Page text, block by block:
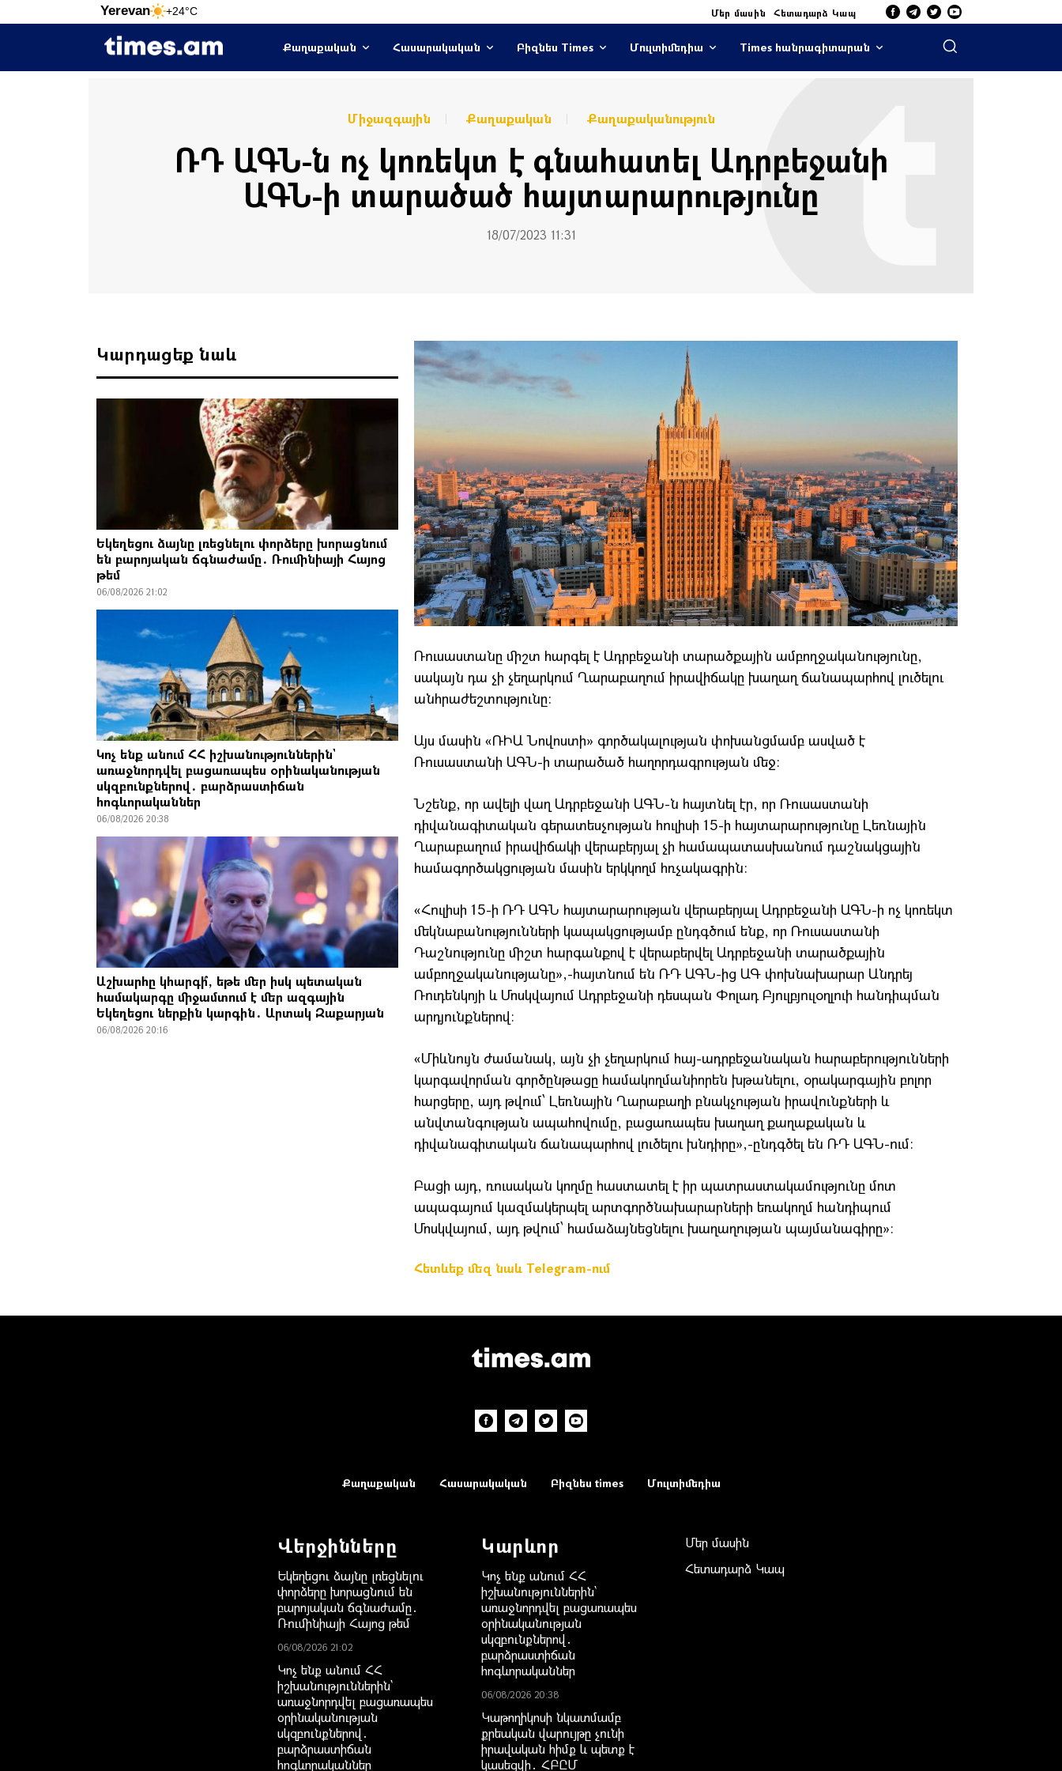
Yerevan +24°C Մեր մասին Հետադարձ Կապ
Քաղաքական Հասարակական Բիզնես Times Մուլտիմեդիա Times հանրագիտարան
Միջազգային Քաղաքական Քաղաքականություն
ՌԴ ԱԳՆ-ն ոչ կոռեկտ է գնահատել Ադրբեջանի
ԱԳՆ-ի տարածած հայտարարությունը
18/07/2023 11:31
Կարդացեք նաև
Եկեղեցու ձայնը լռեցնելու փորձերը խորացնում
են բարոյական ճգնաժամը․ Ռումինիայի Հայոց
թեմ
06/08/2026 21:02
Կոչ ենք անում ՀՀ իշխանություններին`
առաջնորդվել բացառապես օրինականության
սկզբունքներով․ բարձրաստիճան
հոգևորականներ
06/08/2026 20:38
Աշխարհը կհարգի՞, եթե մեր իսկ պետական
համակարգը միջամտում է մեր ազգային
Եկեղեցու ներքին կարգին․ Արտակ Զաքարյան
06/08/2026 20:16
Ռուսաստանը միշտ հարգել է Ադրբեջանի տարածքային ամբողջականությունը,
սակայն դա չի չեղարկում Ղարաբաղում իրավիճակը խաղաղ ճանապարհով լուծելու
անհրաժեշտությունը:
Այս մասին «ՌԻԱ Նովոստի» գործակալության փոխանցմամբ ասված է
Ռուսաստանի ԱԳՆ-ի տարածած հաղորդագրության մեջ։
Նշենք, որ ավելի վաղ Ադրբեջանի ԱԳՆ-ն հայտնել էր, որ Ռուսաստանի
դիվանագիտական գերատեսչության հուլիսի 15-ի հայտարարությունը Լեռնային
Ղարաբաղում իրավիճակի վերաբերյալ չի համապատասխանում դաշնակցային
համագործակցության մասին երկկողմ հռչակագրին։
«Հուլիսի 15-ի ՌԴ ԱԳՆ հայտարարության վերաբերյալ Ադրբեջանի ԱԳՆ-ի ոչ կոռեկտ
մեկնաբանությունների կապակցությամբ ընդգծում ենք, որ Ռուսաստանի
Դաշնությունը միշտ հարգանքով է վերաբերվել Ադրբեջանի տարածքային
ամբողջականությանը»,-հայտնում են ՌԴ ԱԳՆ-ից ԱԳ փոխնախարար Անդրեյ
Ռուդենկոյի և Մոսկվայում Ադրբեջանի դեսպան Փոլադ Բյուլբյուլօղլուի հանդիպման
արդյունքներով։
«Միևնույն ժամանակ, այն չի չեղարկում հայ-ադրբեջանական հարաբերությունների
կարգավորման գործընթացը համակողմանիորեն խթանելու, օրակարգային բոլոր
հարցերը, այդ թվում՝ Լեռնային Ղարաբաղի բնակչության իրավունքների և
անվտանգության ապահովումը, բացառապես խաղաղ քաղաքական և
դիվանագիտական ճանապարհով լուծելու խնդիրը»,-ընդգծել են ՌԴ ԱԳՆ-ում։
Բացի այդ, ռուսական կողմը հաստատել է իր պատրաստակամությունը մոտ
ապագայում կազմակերպել արտգործնախարարների եռակողմ հանդիպում
Մոսկվայում, այդ թվում՝ համաձայնեցնելու խաղաղության պայմանագիրը»։
Հետևեք մեզ նաև Telegram-ում
Քաղաքական Հասարակական Բիզնես times Մուլտիմեդիա
Վերջինները
Եկեղեցու ձայնը լռեցնելու
փորձերը խորացնում են
բարոյական ճգնաժամը․
Ռումինիայի Հայոց թեմ
06/08/2026 21:02
Կոչ ենք անում ՀՀ
իշխանություններին`
առաջնորդվել բացառապես
օրինականության
սկզբունքներով․
բարձրաստիճան
հոգևորականներ
Կարևոր
Կոչ ենք անում ՀՀ
իշխանություններին`
առաջնորդվել բացառապես
օրինականության
սկզբունքներով․
բարձրաստիճան
հոգևորականներ
06/08/2026 20:38
Կաթողիկոսի նկատմամբ
քրեական վարույթը չունի
իրավական հիմք և պետք է
կասեցվի․ ՀԲԸՄ
Մեր մասին
Հետադարձ Կապ